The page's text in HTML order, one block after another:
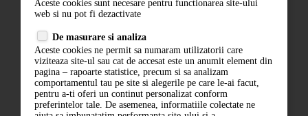
Termeni si conditii
Politica de confidentialitate
ANPC
Aceste cookies sunt necesare pentru functionarea site-ului
web si nu pot fi dezactivate
De masurare si analiza
Aceste cookies ne permit sa numaram utilizatorii care
viziteaza site-ul sau cat de accesat este un anumit element din
pagina – rapoarte statistice, precum si sa analizam
comportamentul tau pe site si alegerile pe care le-ai facut,
pentru a-ti oferi un continut personalizat conform
preferintelor tale. De asemenea, informatiile colectate ne